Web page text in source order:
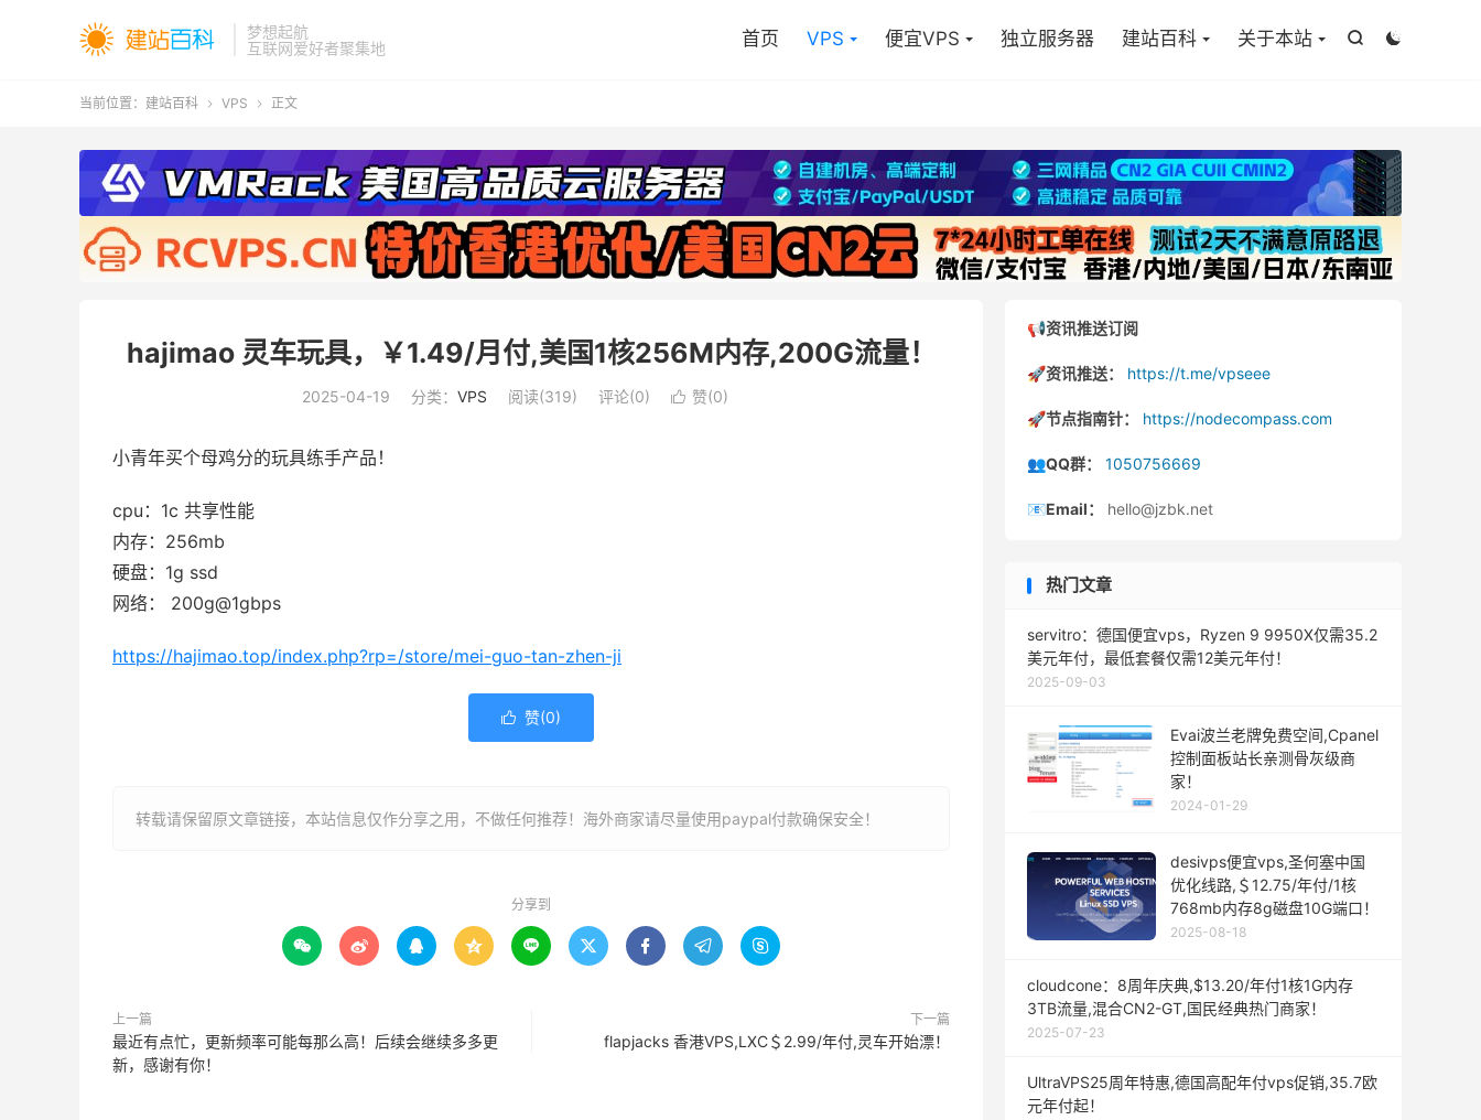
梦想起航
互联网爱好者聚集地


首页 VPS 便宜VPS 独立服务器 建站百科 关于本站
当前位置： 建站百科  VPS  正文
hajimao 灵车玩具，￥1.49/月付,美国1核256M内存,200G流量！
2025-04-19 分类： VPS 阅读(319) 评论(0)  赞(0)
小青年买个母鸡分的玩具练手产品！
cpu：1c 共享性能
内存：256mb
硬盘：1g ssd
网络： 200g@1gbps
https://hajimao.top/index.php?rp=/store/mei-guo-tan-zhen-ji
 赞(0)
转载请保留原文章链接，本站信息仅作分享之用，不做任何推荐！海外商家请尽量使用paypal付款确保安全！
分享到
        
上一篇
最近有点忙，更新频率可能每那么高！后续会继续多多更
新，感谢有你！
下一篇
flapjacks 香港VPS,LXC＄2.99/年付,灵车开始漂！
📢资讯推送订阅
🚀资讯推送： https://t.me/vpseee
🚀节点指南针： https://nodecompass.com
👥QQ群： 1050756669
📧Email： hello@jzbk.net
热门文章
servitro：德国便宜vps，Ryzen 9 9950X仅需35.2
美元年付，最低套餐仅需12美元年付！
2025-09-03
Evai波兰老牌免费空间,Cpanel
控制面板站长亲测骨灰级商
家！
2024-01-29
desivps便宜vps,圣何塞中国
优化线路,＄12.75/年付/1核
768mb内存8g磁盘10G端口！
2025-08-18
cloudcone：8周年庆典,$13.20/年付1核1G内存
3TB流量,混合CN2-GT,国民经典热门商家！
2025-07-23
UltraVPS25周年特惠,德国高配年付vps促销,35.7欧
元年付起！